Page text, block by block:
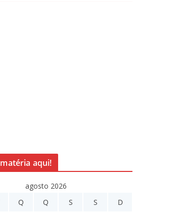
aqui!
agosto 2026
Q Q S S D